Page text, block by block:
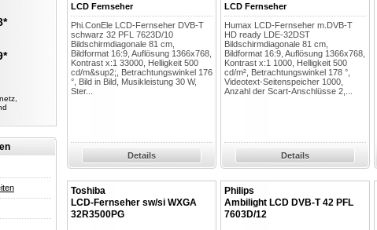
LCD Fernseher
Phi.ConEle LCD-Fernseher DVB-T
schwarz 32 PFL 7623D/10
Bildschirmdiagonale 81 cm,
Bildformat 16:9, Auflösung 1366x768,
Kontrast x:1 33000, Helligkeit 500
cd/m&sup2;, Betrachtungswinkel 176
°, Bild in Bild, Musikleistung 30 W,
Ster...
Details
LCD Fernseher
Humax LCD-Fernseher m.DVB-T
HD ready LDE-32DST
Bildschirmdiagonale 81 cm,
Bildformat 16:9, Auflösung 1366x768,
Kontrast x:1 1000, Helligkeit 500
cd/m², Betrachtungswinkel 178 °,
Videotext-Seitenspeicher 1000,
Anzahl der Scart-Anschlüsse 2,...
Details
Toshiba
LCD-Fernseher sw/si WXGA
32R3500PG
Philips
Ambilight LCD DVB-T 42 PFL
7603D/12